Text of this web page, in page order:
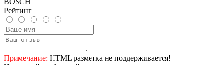
Рейтинг
Примечание: HTML разметка не поддерживается!